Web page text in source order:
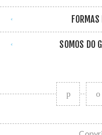
SOMOS DO